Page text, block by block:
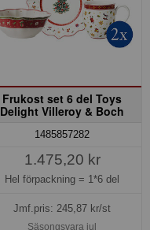
Frukost set 6 del Toys
Delight Villeroy & Boch
1485857282
1.475,20 kr
Hel förpackning = 1*6 del
Jmf.pris: 245,87 kr/st
Säsongsvara jul